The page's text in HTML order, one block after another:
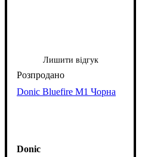
Лишити відгук
Donic Bluefire M1 Чорна
Donic